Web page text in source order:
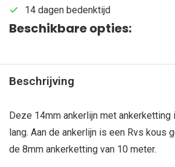
14 dagen bedenktijd
Beschikbare opties:
Beschrijving
Deze 14mm ankerlijn met
lang. Aan de ankerlijn is een Rvs kous
de 8mm ankerketting van 10 meter.